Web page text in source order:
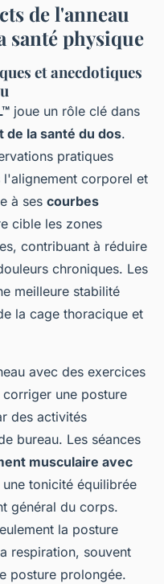
de l'anneau
physique
et anecdotiques
joue un rôle clé dans
de la santé du dos.
pratiques
corporel et
à ses courbes
cible les zones
contribuant à réduire
chroniques. Les
meilleure stabilité
la cage thoracique et
avec des exercices
une posture
des activités
bureau. Les séances
musculaire avec
tonicité équilibrée
général du corps.
la posture
respiration, souvent
posture prolongée.